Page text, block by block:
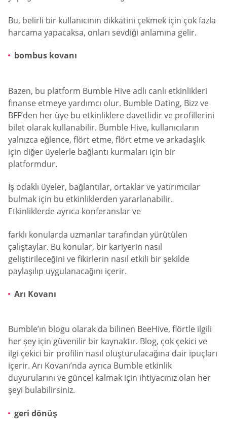
Bu, belirli bir kullanıcının dikkatini çekmek için çok fazla
harcama yapacaksa, onları sevdiği anlamına gelir.
bombus kovanı
Bazen, bu platform Bumble Hive adlı canlı etkinlikleri
finanse etmeye yardımcı olur. Bumble Dating, Bizz ve
BFF’den her üye bu etkinliklere davetlidir ve profillerini
bilet olarak kullanabilir. Bumble Hive, kullanıcıların
yalnızca eğlence, flört etme, flört etme ve arkadaşlık
için diğer üyelerle bağlantı kurmaları için bir
platformdur.
İş odaklı üyeler, bağlantılar, ortaklar ve yatırımcılar
bulmak için bu etkinliklerden yararlanabilir.
Etkinliklerde ayrıca konferanslar ve
farklı konularda uzmanlar tarafından yürütülen
çalıştaylar. Bu konular, bir kariyerin nasıl
geliştirileceğini ve fikirlerin nasıl etkili bir şekilde
paylaşılıp uygulanacağını içerir.
Arı Kovanı
Bumble’ın blogu olarak da bilinen BeeHive, flörtle ilgili
her şey için güvenilir bir kaynaktır. Blog, çok çekici ve
ilgi çekici bir profilin nasıl oluşturulacağına dair ipuçları
içerir. Arı Kovanı’nda ayrıca Bumble etkinlik
duyurularını ve güncel kalmak için ihtiyacınız olan her
şeyi bulabilirsiniz.
geri dönüş